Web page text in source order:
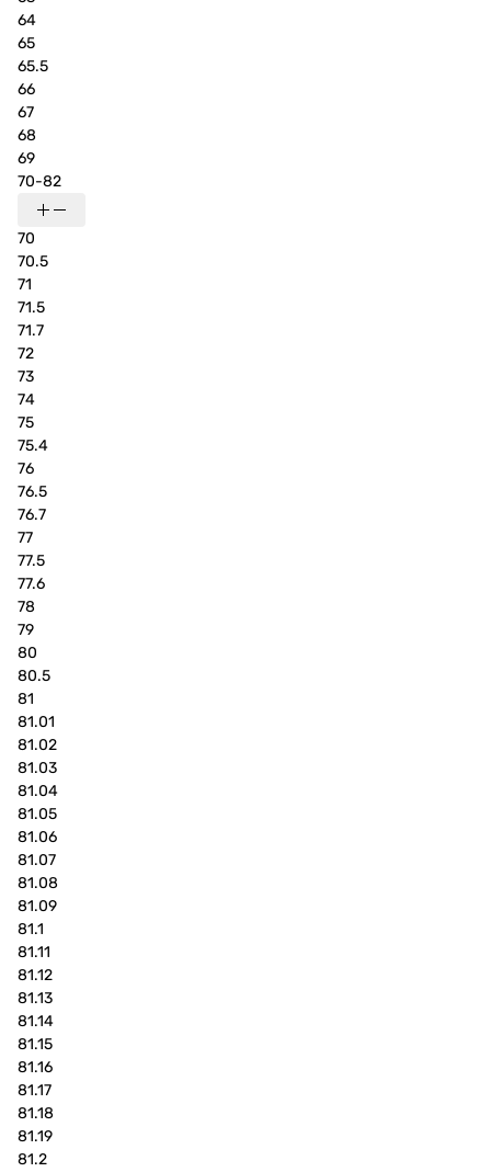
64
65
65.5
66
67
68
69
70-82
70
70.5
71
71.5
71.7
72
73
74
75
75.4
76
76.5
76.7
77
77.5
77.6
78
79
80
80.5
81
81.01
81.02
81.03
81.04
81.05
81.06
81.07
81.08
81.09
81.1
81.11
81.12
81.13
81.14
81.15
81.16
81.17
81.18
81.19
81.2